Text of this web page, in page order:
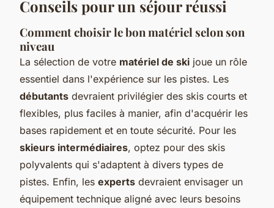
Conseils pour un séjour réussi
Comment choisir le bon matériel selon son
niveau
La sélection de votre matériel de ski joue un rôle
essentiel dans l'expérience sur les pistes. Les
débutants devraient privilégier des skis courts et
flexibles, plus faciles à manier, afin d'acquérir les
bases rapidement et en toute sécurité. Pour les
skieurs intermédiaires, optez pour des skis
polyvalents qui s'adaptent à divers types de
pistes. Enfin, les experts devraient envisager un
équipement technique aligné avec leurs besoins